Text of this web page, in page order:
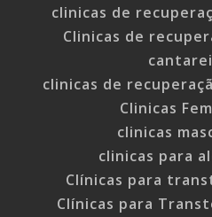
clinicas de
Clinicas de
clinicas de
Clinicas
clinicas
clinicas para
Clínicas para
Clínicas para